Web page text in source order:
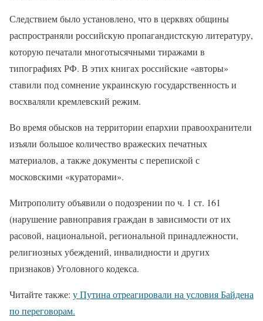
Следствием было установлено, что в церквях общины
распространяли российскую пропагандистскую литературу,
которую печатали многотысячными тиражами в
типографиях РФ. В этих книгах российские «авторы»
ставили под сомнение украинскую государственность и
восхваляли кремлевский режим.
Во время обысков на территории епархии правоохранители
изъяли большое количество вражеских печатных
материалов, а также документы с перепиской с
московскими «кураторами».
Митрополиту объявили о подозрении по ч. 1 ст. 161
(нарушение равноправия граждан в зависимости от их
расовой, национальной, региональной принадлежности,
религиозных убеждений, инвалидности и других
признаков) Уголовного кодекса.
Читайте также: у Путина отреагировали на условия Байдена
по переговорам.